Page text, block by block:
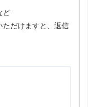
ど
ただけますと、返信